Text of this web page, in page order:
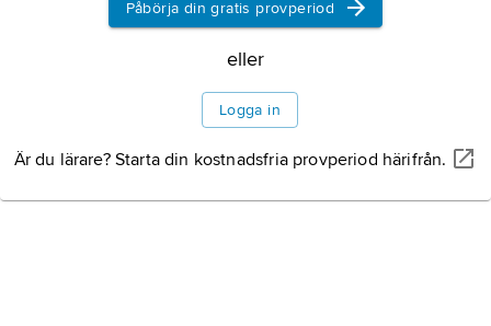
Påbörja din gratis provperiod
eller
Logga in
Är du lärare? Starta din kostnadsfria provperiod härifrån.